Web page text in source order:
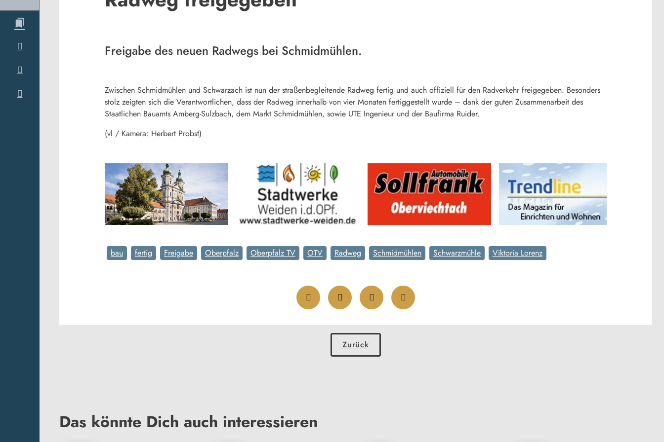
Freigabe des neuen Radwegs bei Schmidmühlen.
Zwischen Schmidmühlen und Schwarzach ist nun der straßenbegleitende Radweg fertig und auch offiziell für den Radverkehr freigegeben. Besonders
stolz zeigten sich die Verantwortlichen, dass der Radweg innerhalb von vier Monaten fertiggestellt wurde – dank der guten Zusammenarbeit des
Staatlichen Bauamts Amberg-Sulzbach, dem Markt Schmidmühlen, sowie UTE Ingenieur und der Baufirma Ruider.
(vl / Kamera: Herbert Probst)
bau fertig Freigabe Oberpfalz Oberpfalz TV OTV Radweg Schmidmühlen Schwarzmühle Viktoria Lorenz
Zurück
Das könnte Dich auch interessieren